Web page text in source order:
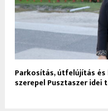
Parkosítás, útfelújítás és
szerepel Pusztaszer